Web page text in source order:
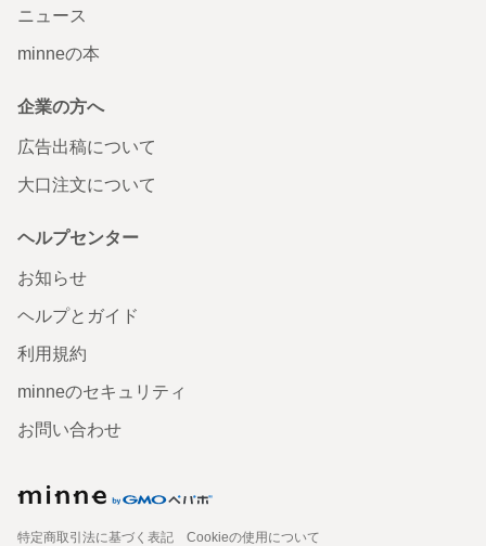
ニュース
minneの本
企業の方へ
広告出稿について
大口注文について
ヘルプセンター
お知らせ
ヘルプとガイド
利用規約
minneのセキュリティ
お問い合わせ
特定商取引法に基づく表記
Cookieの使用について